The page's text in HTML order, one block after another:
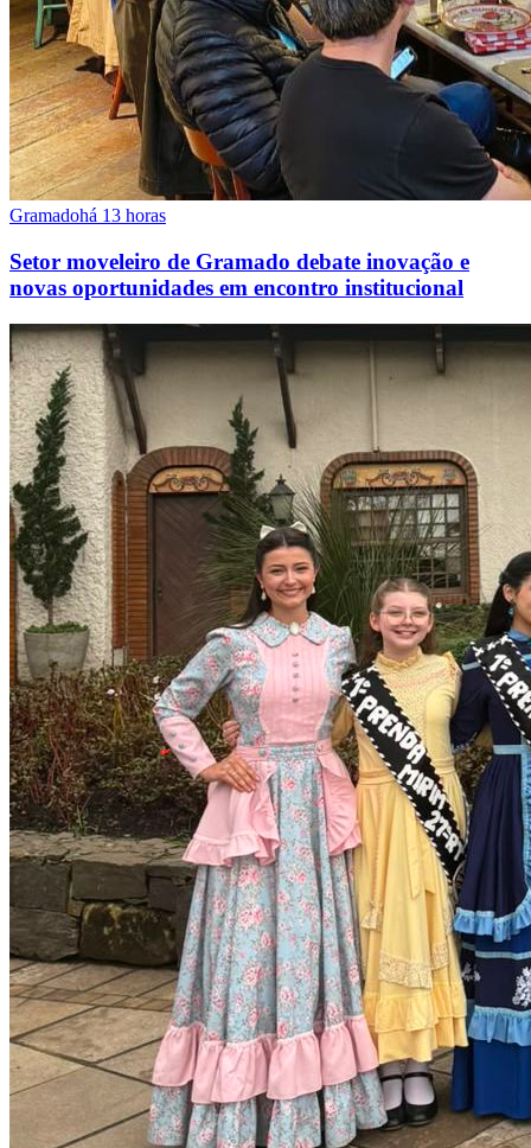
Gramadohá 13 horas
Setor moveleiro de Gramado debate inovação e
novas oportunidades em encontro institucional